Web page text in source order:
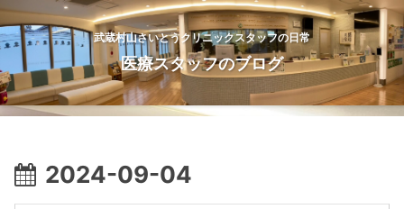
武蔵村山さいとうクリニックスタッフの日常
医療スタッフのブログ
2024-09-04